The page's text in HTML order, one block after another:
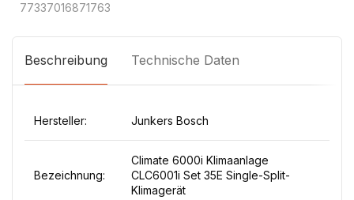
77337016871763
Beschreibung Technische Daten
Hersteller: Junkers Bosch
Bezeichnung:
Climate 6000i Klimaanlage
CLC6001i Set 35E Single-Split-
Klimagerät